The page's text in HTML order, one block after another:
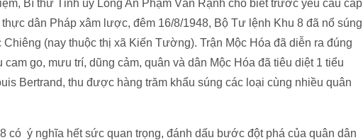
Bí thư Tỉnh ủy Long An Phạm Văn Rạnh cho biết trước yêu cầu cấp
dân Pháp xâm lược, đêm 16/8/1948, Bộ Tư lệnh Khu 8 đã nổ súng
(nay thuộc thị xã Kiến Tường). Trận Mộc Hóa đã diễn ra đúng
go, mưu trí, dũng cảm, quân và dân Mộc Hóa đã tiêu diệt 1 tiểu
Bertrand, thu được hàng trăm khẩu súng các loại cùng nhiều quân
có ý nghĩa hết sức quan trọng, đánh dấu bước đột phá của quân dân